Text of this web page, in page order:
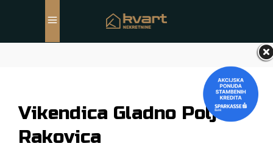
Vikendica Gladno Polje,
Rakovica